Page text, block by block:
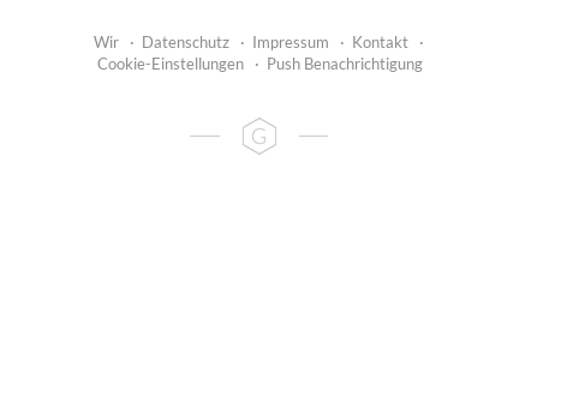
Wir · Datenschutz · Impressum · Kontakt
·
Cookie-Einstellungen
· Push Benachrichtigung